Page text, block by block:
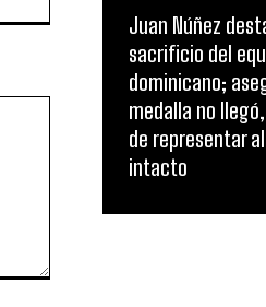
Juan Núñez
sacrificio del
dominicano;
medalla no
de representar
intacto